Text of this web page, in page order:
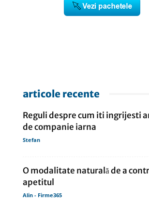
articole recente
Reguli despre cum iti ingrijesti
de companie iarna
Stefan
O modalitate naturală de a
apetitul
Alin - Firme365